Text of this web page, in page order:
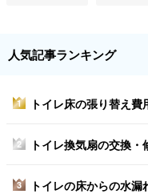
人気記事ランキング
1 トイレ床の張り替え
2 トイレ換気扇の交換
3 トイレの床からの水